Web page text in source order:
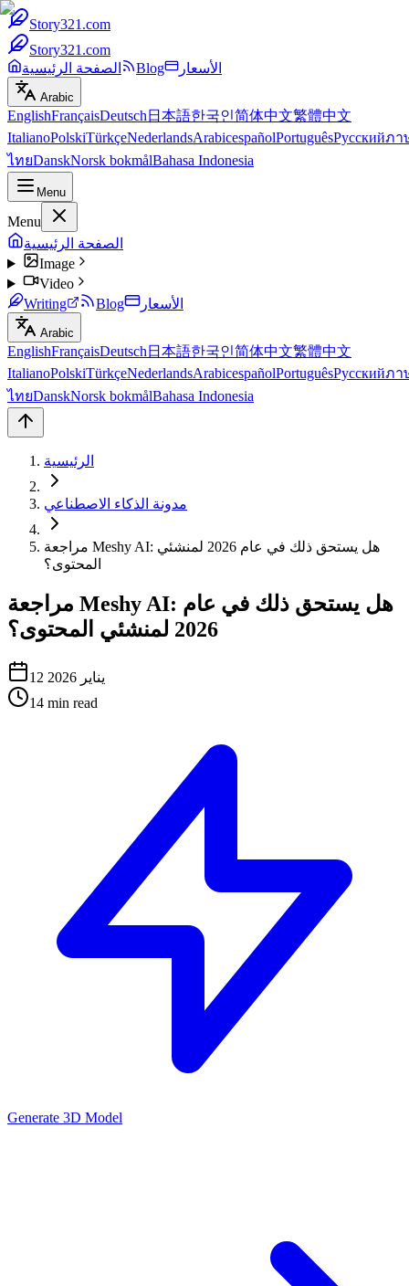
Story321.com
Story321.com
الصفحة الرئيسية
Blog الأسعار
Arabic
EnglishFrançaisDeutsch 日本語한국인简体中文繁體中文
ItalianoPolskiTürkçeNederlandsArabicespañolPortuguêsРусскийภา
ไทยDanskNorsk bokmålBahasa Indonesia
Menu
Menu
الصفحة الرئيسية
Image
Video
Writing
Blog الأسعار
Arabic
EnglishFrançaisDeutsch 日本語한국인简体中文繁體中文
ItalianoPolskiTürkçeNederlandsArabicespañolPortuguêsРусскийภา
ไทยDanskNorsk bokmålBahasa Indonesia
الرئيسية
مدونة الذكاء الاصطناعي
مراجعة Meshy AI: هل يستحق ذلك في عام 2026 لمنشئي
المحتوى؟
مراجعة Meshy AI: هل يستحق ذلك في عام
2026 لمنشئي المحتوى؟
12 يناير 2026
14 min read
Generate 3D Model